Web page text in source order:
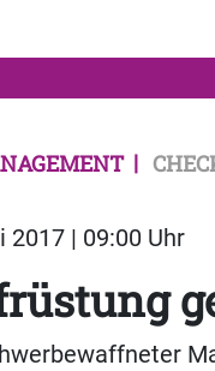
2017 | 09:00 Uhr